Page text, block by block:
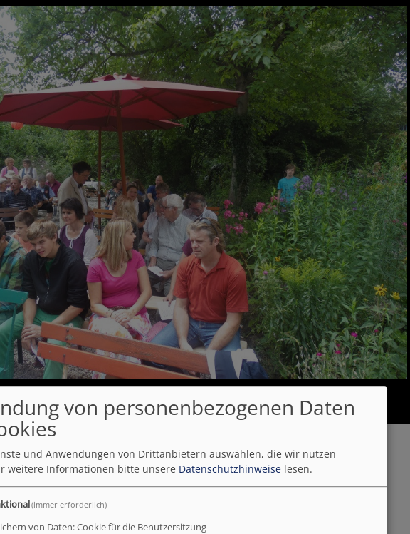
von personenbezogenen Daten
und Anwendungen von Drittanbietern auswählen, die wir nutzen
weitere Informationen bitte unsere Datenschutzhinweise lesen.
(immer erforderlich)
von Daten: Cookie für die Benutzersitzung